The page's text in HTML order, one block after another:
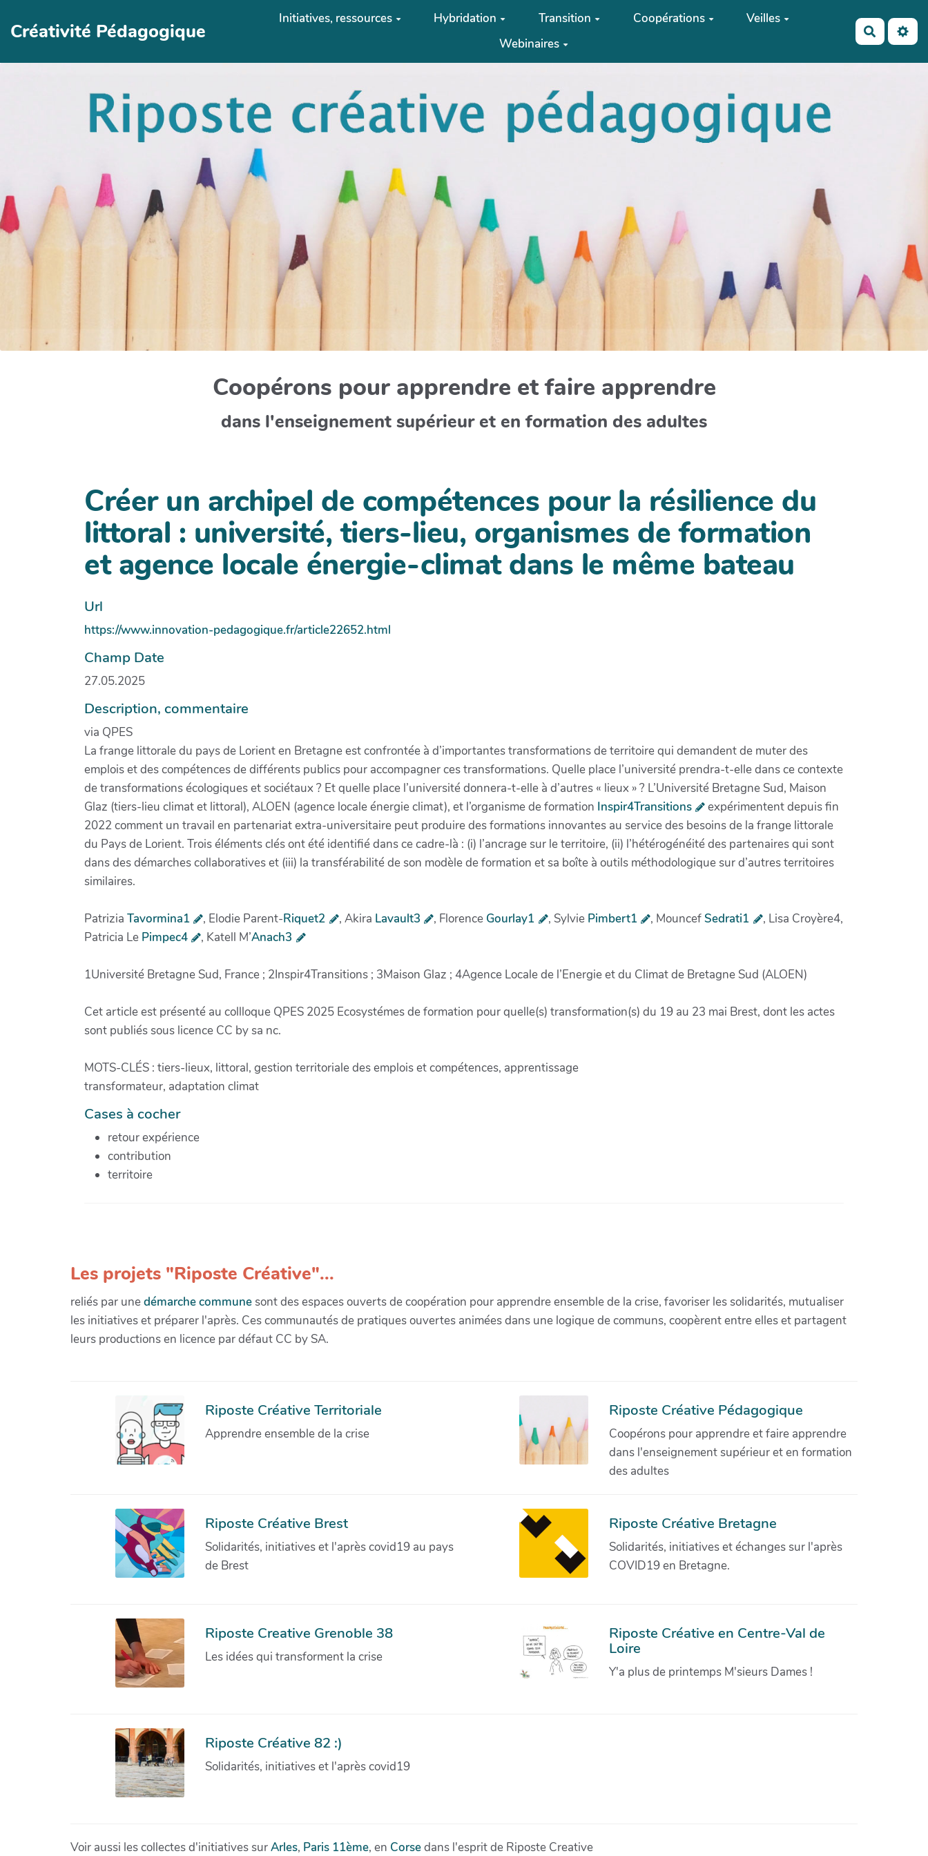
Créativité Pédagogique
Initiatives, ressources Hybridation Transition Coopérations
Veilles
Webinaires
Coopérons pour apprendre et faire apprendre
dans l'enseignement supérieur et en formation des adultes
Créer un archipel de compétences pour la résilience du
littoral : université, tiers-lieu, organismes de formation
et agence locale énergie-climat dans le même bateau
Url
https://www.innovation-pedagogique.fr/article22652.html
Champ Date
27.05.2025
Description, commentaire
via QPES
La frange littorale du pays de Lorient en Bretagne est confrontée à d’importantes transformations de territoire qui demandent de muter des
emplois et des compétences de différents publics pour accompagner ces transformations. Quelle place l’université prendra-t-elle dans ce contexte
de transformations écologiques et sociétaux ? Et quelle place l’université donnera-t-elle à d’autres « lieux » ? L’Université Bretagne Sud, Maison
Glaz (tiers-lieu climat et littoral), ALOEN (agence locale énergie climat), et l’organisme de formation Inspir4Transitions
expérimentent depuis fin
2022 comment un travail en partenariat extra-universitaire peut produire des formations innovantes au service des besoins de la frange littorale
du Pays de Lorient. Trois éléments clés ont été identifié dans ce cadre-là : (i) l’ancrage sur le territoire, (ii) l’hétérogénéité des partenaires qui sont
dans des démarches collaboratives et (iii) la transférabilité de son modèle de formation et sa boîte à outils méthodologique sur d’autres territoires
similaires.
Patrizia Tavormina1 , Elodie Parent-Riquet2 , Akira Lavault3 , Florence Gourlay1 , Sylvie Pimbert1 , MouncefSedrati1
, Lisa Croyère4,
Patricia Le Pimpec4 , Katell M’Anach3
1Université Bretagne Sud, France ; 2Inspir4Transitions ; 3Maison Glaz ; 4Agence Locale de l’Energie et du Climat de Bretagne Sud (ALOEN)
Cet article est présenté au collloque QPES 2025 Ecosystémes de formation pour quelle(s) transformation(s) du 19 au 23 mai Brest, dont les actes
sont publiés sous licence CC by sa nc.
MOTS-CLÉS : tiers-lieux, littoral, gestion territoriale des emplois et compétences, apprentissage
transformateur, adaptation climat
Cases à cocher
retour expérience
contribution
territoire